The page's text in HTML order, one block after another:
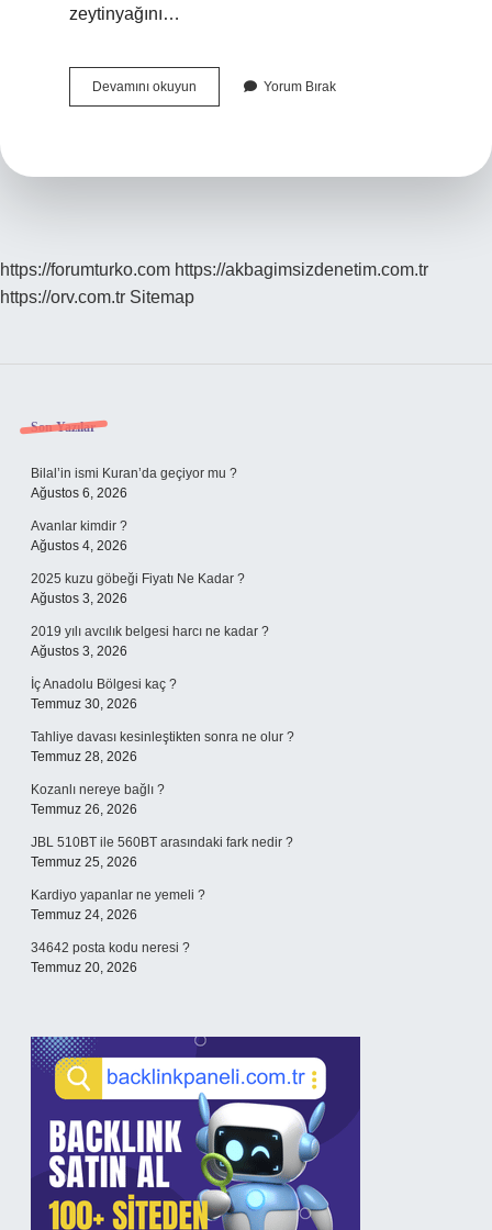
zeytinyağını…
Devamını okuyun Yumurtalı
Arapsaçı
Yorum Bırak
https://forumturko.com https://akbagimsizdenetim.com.tr
https://orv.com.tr Sitemap
Sidebar
Son Yazılar
Bilal’in ismi Kuran’da geçiyor mu ?
Ağustos 6, 2026
Avanlar kimdir ?
Ağustos 4, 2026
2025 kuzu göbeği Fiyatı Ne Kadar ?
Ağustos 3, 2026
2019 yılı avcılık belgesi harcı ne kadar ?
Ağustos 3, 2026
İç Anadolu Bölgesi kaç ?
Temmuz 30, 2026
Tahliye davası kesinleştikten sonra ne olur ?
Temmuz 28, 2026
Kozanlı nereye bağlı ?
Temmuz 26, 2026
JBL 510BT ile 560BT arasındaki fark nedir ?
Temmuz 25, 2026
Kardiyo yapanlar ne yemeli ?
Temmuz 24, 2026
34642 posta kodu neresi ?
Temmuz 20, 2026